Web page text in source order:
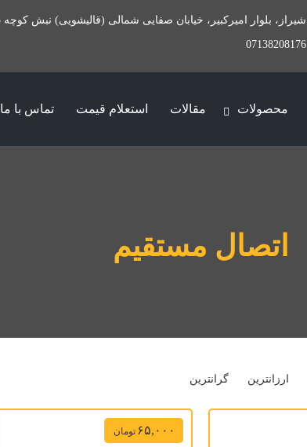
شیراز، بلوار امیرکبیر، خیابان صفایی شمالی (قالیشویی) نبش کوچه 5
07138208176
محصولات مقالات استعلام قیمت تماس با ما
اتصال مستقیم
ارزانترین گرانترین
۶۵,۰۰۰ تومان